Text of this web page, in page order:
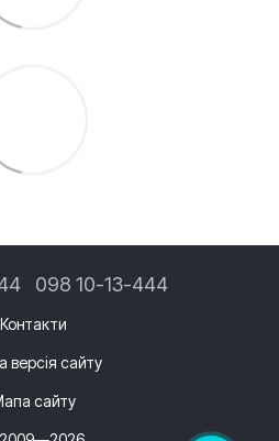
098 10-13-444
Контакти
версія сайту
сайту